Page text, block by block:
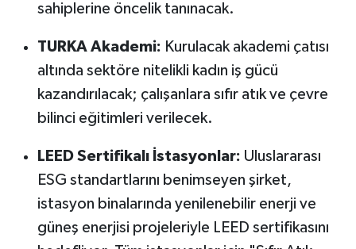
sahiplerine öncelik tanınacak.
TURKA Akademi: Kurulacak akademi çatısı
altında sektöre nitelikli kadın iş gücü
kazandırılacak; çalışanlara sıfır atık ve çevre
bilinci eğitimleri verilecek.
LEED Sertifikalı İstasyonlar: Uluslararası
ESG standartlarını benimseyen şirket,
istasyon binalarında yenilenebilir enerji ve
güneş enerjisi projeleriyle LEED sertifikasını